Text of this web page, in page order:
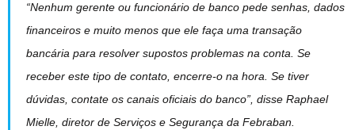
“Nenhum gerente ou funcionário de banco pede senhas, dados
financeiros e muito menos que ele faça uma transação
bancária para resolver supostos problemas na conta. Se
receber este tipo de contato, encerre-o na hora. Se tiver
dúvidas, contate os canais oficiais do banco”, disse Raphael
Mielle, diretor de Serviços e Segurança da Febraban.